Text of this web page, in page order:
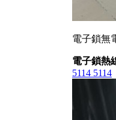
電子鎖無
電子鎖熱
5114 5114